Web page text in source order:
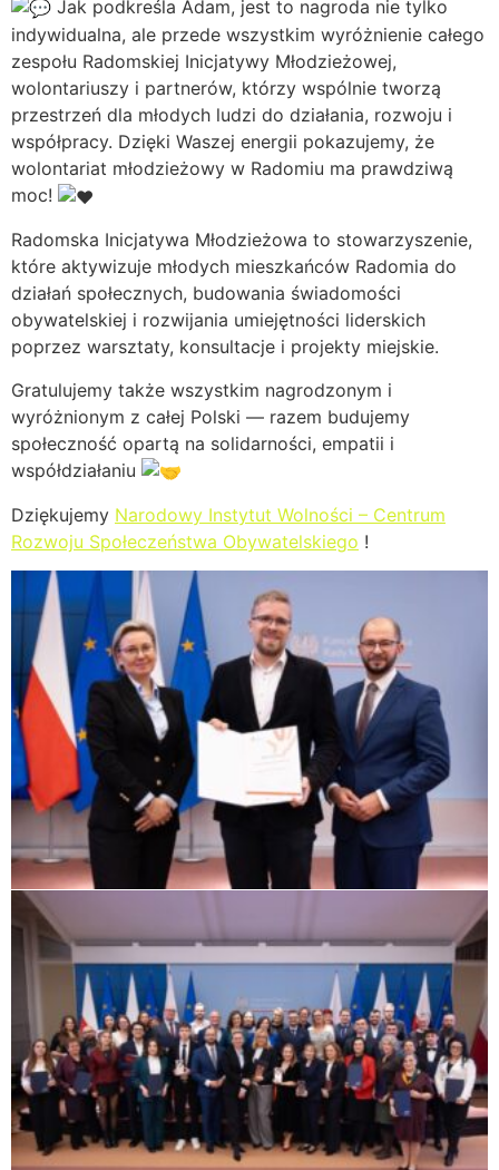
Jak podkreśla Adam, jest to nagroda nie tylko
indywidualna, ale przede wszystkim wyróżnienie całego
zespołu Radomskiej Inicjatywy Młodzieżowej,
wolontariuszy i partnerów, którzy wspólnie tworzą
przestrzeń dla młodych ludzi do działania, rozwoju i
współpracy. Dzięki Waszej energii pokazujemy, że
wolontariat młodzieżowy w Radomiu ma prawdziwą
moc!
Radomska Inicjatywa Młodzieżowa to stowarzyszenie,
które aktywizuje młodych mieszkańców Radomia do
działań społecznych, budowania świadomości
obywatelskiej i rozwijania umiejętności liderskich
poprzez warsztaty, konsultacje i projekty miejskie.
Gratulujemy także wszystkim nagrodzonym i
wyróżnionym z całej Polski — razem budujemy
społeczność opartą na solidarności, empatii i
współdziałaniu
Dziękujemy Narodowy Instytut Wolności – Centrum
Rozwoju Społeczeństwa Obywatelskiego !